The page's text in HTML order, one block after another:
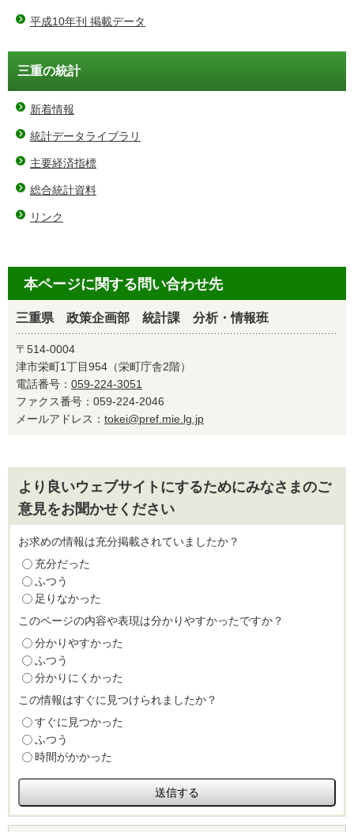
平成10年刊 掲載データ
三重の統計
新着情報
統計データライブラリ
主要経済指標
総合統計資料
リンク
本ページに関する問い合わせ先
三重県 政策企画部 統計課 分析・情報班
〒514-0004
津市栄町1丁目954（栄町庁舎2階）
電話番号： 059-224-3051
ファクス番号：059-224-2046
メールアドレス： tokei@pref.mie.lg.jp
より良いウェブサイトにするためにみなさまのご
意見をお聞かせください
お求めの情報は充分掲載されていましたか？
充分だった
ふつう
足りなかった
このページの内容や表現は分かりやすかったですか？
分かりやすかった
ふつう
分かりにくかった
この情報はすぐに見つけられましたか？
すぐに見つかった
ふつう
時間がかかった